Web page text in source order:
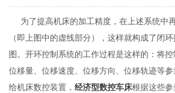
为了提高机床的加工精度，在上述系统中
（即上图中的虚线部分），这样就构成了闭
图。开环控制系统的工作过程是这样的：将
位移量、位移速度、位移方向、位移轨迹等
给机床数控装置，经济型数控车床根据这些